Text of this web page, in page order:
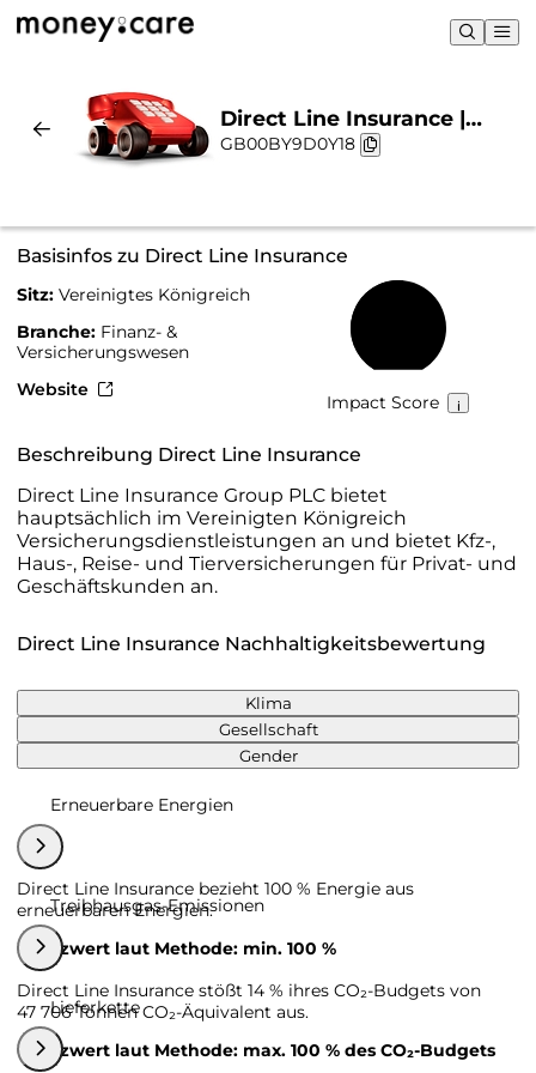
Direct Line Insurance |
Nachhaltigkeit & Chart
GB00BY9D0Y18
Basisinfos zu Direct Line Insurance
Sitz: Vereinigtes Königreich
Branche: Finanz- &
Versicherungswesen
Website
Impact Score
Beschreibung Direct Line Insurance
Direct Line Insurance Group PLC bietet
hauptsächlich im Vereinigten Königreich
Versicherungsdienstleistungen an und bietet Kfz-,
Haus-, Reise- und Tierversicherungen für Privat- und
Geschäftskunden an.
Direct Line Insurance Nachhaltigkeitsbewertung
Klima
Gesellschaft
Gender
Erneuerbare Energien
Direct Line Insurance bezieht 100 % Energie aus
erneuerbaren Energien.
Grenzwert laut Methode: min. 100 %
Treibhausgas-Emissionen
Direct Line Insurance stößt 14 % ihres CO₂-Budgets von
47 706 Tonnen CO₂-Äquivalent aus.
Grenzwert laut Methode: max. 100 % des CO₂-Budgets
Lieferkette